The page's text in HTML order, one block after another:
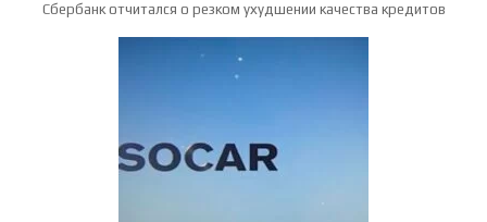
Сбербанк отчитался о резком ухудшении качества кредитов